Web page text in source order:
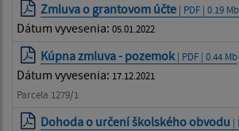
Zmluva o grantovom účte | PDF | 0.19 Mb
Dátum vyvesenia: 05.01.2022
Kúpna zmluva - pozemok| PDF | 0.44 Mb
Dátum vyvesenia: 17.12.2021
Parcela 1279/1
Dohoda o určení školského obvodu |